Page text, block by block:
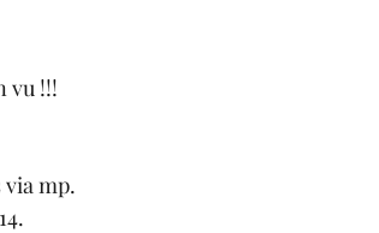
vu !!!
mp.